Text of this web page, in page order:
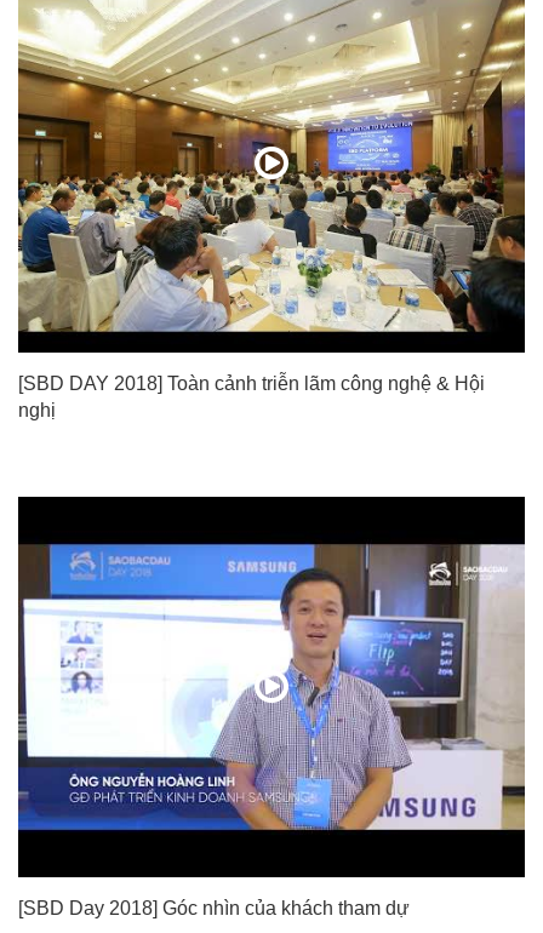
[SBD DAY 2018] Toàn cảnh triễn lãm công nghệ & Hội
nghị
[SBD Day 2018] Góc nhìn của khách tham dự